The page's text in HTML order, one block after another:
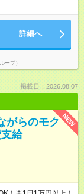
詳細へ
ープ）
掲載日：2026.08.07
NEW
がらのモク
給